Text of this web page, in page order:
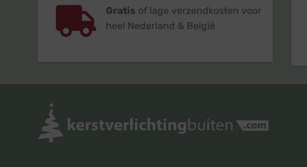
Gratis of lage verzendkosten voor
heel Nederland & België